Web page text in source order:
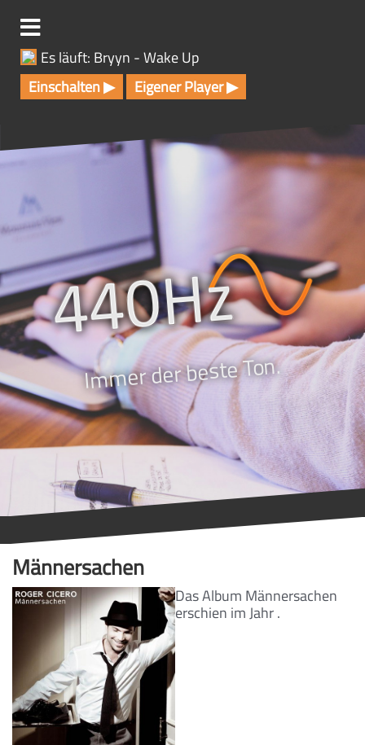
t
s
n
e
n
Es läuft: Bryyn - Wake Up
Einschalten ▶
Eigener Player ▶
Immer der beste Ton.
Männersachen
Das Album Männersachen
erschien im Jahr .